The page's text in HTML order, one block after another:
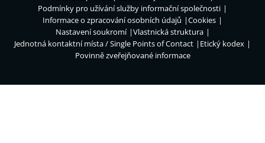
Podmínky pro užívání služby informační společnosti
Informace o zpracování osobních údajů
Cookies
Nastavení soukromí
Vlastnická struktura
Jednotná kontaktní místa / Single Points of Contact
Etický kodex
Povinně zveřejňované informace